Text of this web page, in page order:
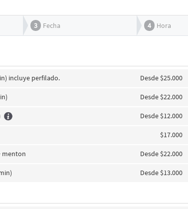
3 Fecha 4 Hora
incluye perfilado.
Desde $25.000
Desde $22.000
Desde $12.000
$17.000
menton Desde $22.000
Desde $13.000